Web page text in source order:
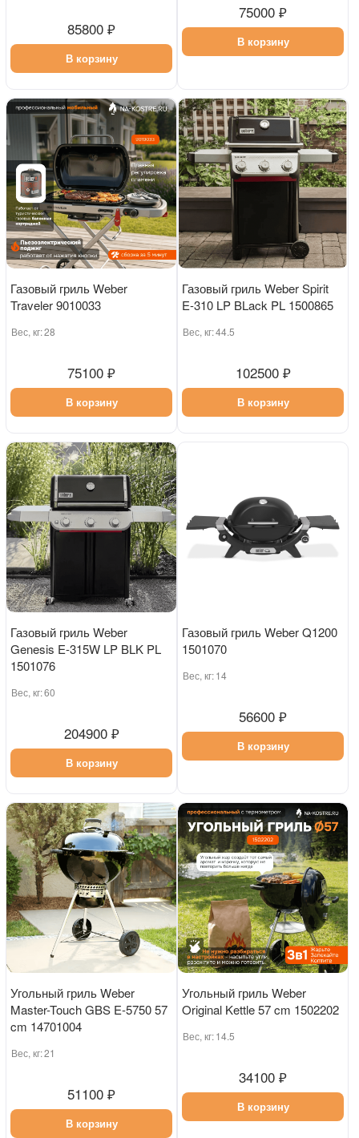
85800 ₽
В корзину
75000 ₽
В корзину
Газовый гриль Weber
Traveler 9010033
Вес, кг:28
75100 ₽
В корзину
Газовый гриль Weber Spirit
E-310 LP BLack PL 1500865
Вес, кг:44.5
102500 ₽
В корзину
Газовый гриль Weber
Genesis E-315W LP BLK PL
1501076
Вес, кг:60
204900 ₽
В корзину
Газовый гриль Weber Q1200
1501070
Вес, кг:14
56600 ₽
В корзину
Угольный гриль Weber
Master-Touch GBS E-5750 57
cm 14701004
Вес, кг:21
51100 ₽
В корзину
Угольный гриль Weber
Original Kettle 57 cm 1502202
Вес, кг:14.5
34100 ₽
В корзину